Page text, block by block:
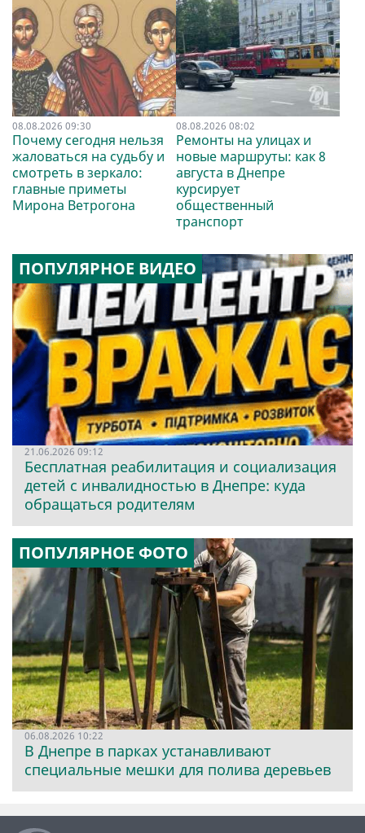
08.08.2026 09:30
Почему сегодня нельзя
жаловаться на судьбу и
смотреть в зеркало:
главные приметы
Мирона Ветрогона
08.08.2026 08:02
Ремонты на улицах и
новые маршруты: как 8
августа в Днепре
курсирует
общественный
транспорт
ПОПУЛЯРНОЕ ВИДЕО
21.06.2026 09:12
Бесплатная реабилитация и социализация
детей с инвалидностью в Днепре: куда
обращаться родителям
ПОПУЛЯРНОЕ ФОТО
06.08.2026 10:22
В Днепре в парках устанавливают
специальные мешки для полива деревьев